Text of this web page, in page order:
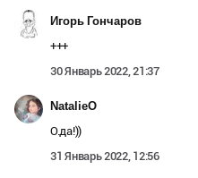
Игорь Гончаров
+++
30 Январь 2022, 21:37
NatalieO
О.да!))
31 Январь 2022, 12:56